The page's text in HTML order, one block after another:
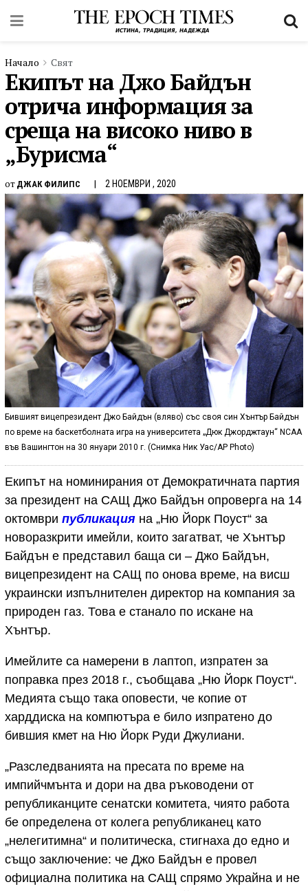
Начало Свят
Екипът на Джо Байдън
отрича информация за
среща на високо ниво в
„Бурисма“
от ДЖАК ФИЛИПС 2 НОЕМВРИ , 2020
Бившият вицепрезидент Джо Байдън (вляво) със своя син Хънтър Байдън
по време на баскетболната игра на университета „Дюк Джорджтаун“ NCAA
във Вашингтон на 30 януари 2010 г. (Снимка Ник Уас/AP Photo)
Екипът на номинирания от Демократичната партия
за президент на САЩ Джо Байдън опроверга на 14
октомври публикация на „Ню Йорк Поуст“ за
новоразкрити имейли, които загатват, че Хънтър
Байдън е представил баща си – Джо Байдън,
вицепрезидент на САЩ по онова време, на висш
украински изпълнителен директор на компания за
природен газ. Това е станало по искане на
Хънтър.
Имейлите са намерени в лаптоп, изпратен за
поправка през 2018 г., съобщава „Ню Йорк Поуст“.
Медията също така оповести, че копие от
харддиска на компютъра е било изпратено до
бившия кмет на Ню Йорк Руди Джулиани.
„Разследванията на пресата по време на
импийчмънта и дори на два ръководени от
републиканците сенатски комитета, чиято работа
бе определена от колега републиканец като
„нелегитимна“ и политическа, стигнаха до едно и
също заключение: че Джо Байдън е провел
официална политика на САЩ спрямо Украйна и не